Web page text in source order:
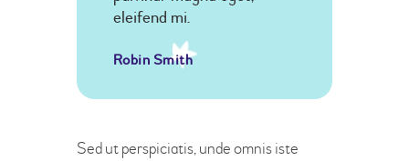
eleifend mi.
Robin Smith
Sed ut perspiciatis, unde omnis iste